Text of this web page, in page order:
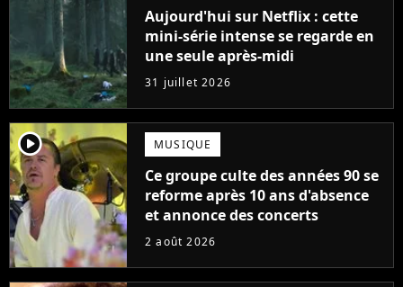
Aujourd'hui sur Netflix : cette
mini-série intense se regarde en
une seule après-midi
31 juillet 2026
player2 MUSIQUE
Ce groupe culte des années 90 se
reforme après 10 ans d'absence
et annonce des concerts
2 août 2026